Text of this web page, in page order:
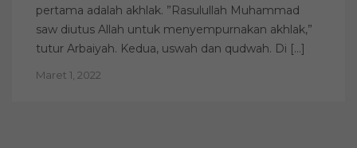
pertama adalah akhlak. ”Rasulullah Muhammad
saw diutus Allah untuk menyempurnakan akhlak,”
tutur Arbaiyah. Kedua, uswah dan qudwah. Di […]
Maret 1, 2022